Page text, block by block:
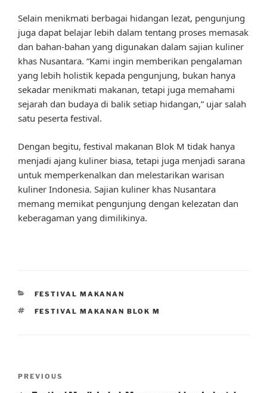
Selain menikmati berbagai hidangan lezat, pengunjung
juga dapat belajar lebih dalam tentang proses memasak
dan bahan-bahan yang digunakan dalam sajian kuliner
khas Nusantara. “Kami ingin memberikan pengalaman
yang lebih holistik kepada pengunjung, bukan hanya
sekadar menikmati makanan, tetapi juga memahami
sejarah dan budaya di balik setiap hidangan,” ujar salah
satu peserta festival.
Dengan begitu, festival makanan Blok M tidak hanya
menjadi ajang kuliner biasa, tetapi juga menjadi sarana
untuk memperkenalkan dan melestarikan warisan
kuliner Indonesia. Sajian kuliner khas Nusantara
memang memikat pengunjung dengan kelezatan dan
keberagaman yang dimilikinya.
CATEGORIES
FESTIVAL MAKANAN
TAGS
FESTIVAL MAKANAN BLOK M
Previous
PREVIOUS